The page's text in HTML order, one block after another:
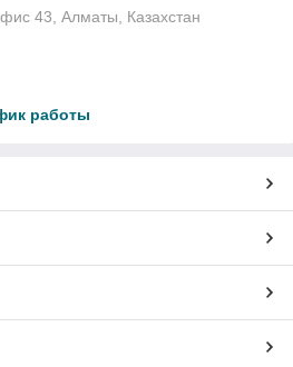
43, Алматы, Казахстан
работы